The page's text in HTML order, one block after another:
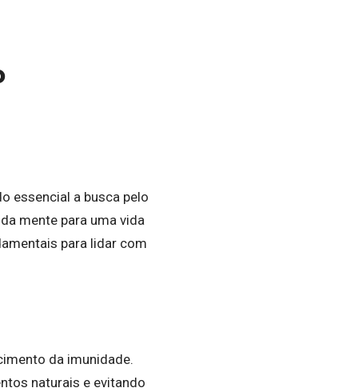
essencial a busca pelo
mente para uma vida
para lidar com
da imunidade.
naturais e evitando